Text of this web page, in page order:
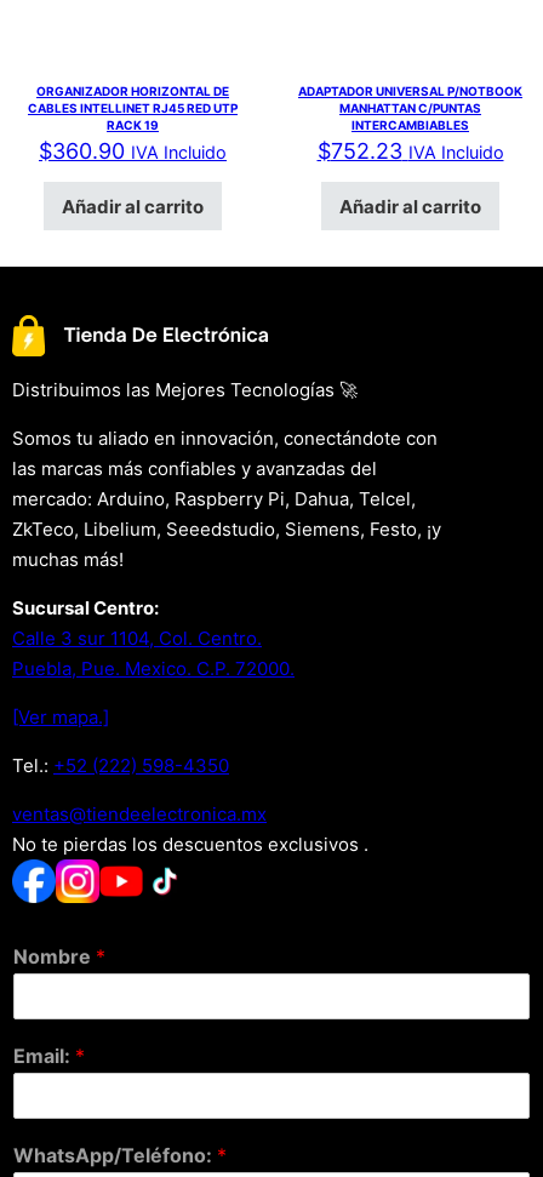
ORGANIZADOR HORIZONTAL DE
CABLES INTELLINET RJ45 RED UTP
RACK 19
$360.90 IVA Incluido
Añadir al carrito
ADAPTADOR UNIVERSAL P/NOTBOOK
MANHATTAN C/PUNTAS
INTERCAMBIABLES
$752.23 IVA Incluido
Añadir al carrito
Distribuimos las Mejores Tecnologías 🚀
Somos tu aliado en innovación, conectándote con
las marcas más confiables y avanzadas del
mercado: Arduino, Raspberry Pi, Dahua, Telcel,
ZkTeco, Libelium, Seeedstudio, Siemens, Festo, ¡y
muchas más!
Sucursal Centro:
Calle 3 sur 1104, Col. Centro.
Puebla, Pue. Mexico. C.P. 72000.
[Ver mapa.]
Tel.: +52 (222) 598-4350
xm.acinortceleedneit@satnev
No te pierdas los descuentos exclusivos .
Nombre *
Email: *
WhatsApp/Teléfono: *